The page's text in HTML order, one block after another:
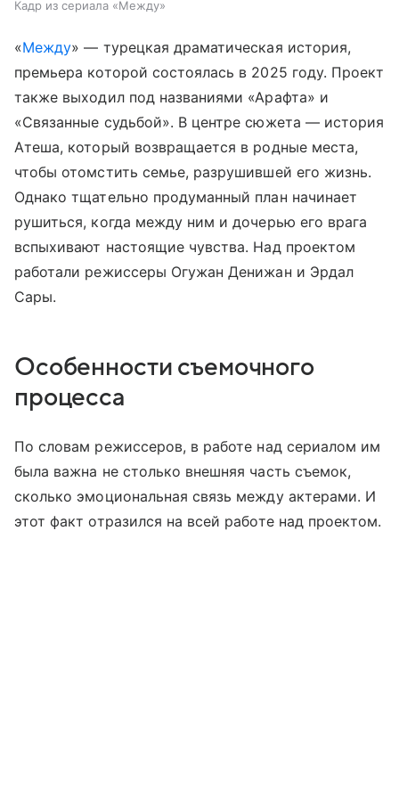
Кадр из сериала «Между»
«Между» — турецкая драматическая история,
премьера которой состоялась в 2025 году. Проект
также выходил под названиями «Арафта» и
«Связанные судьбой». В центре сюжета — история
Атеша, который возвращается в родные места,
чтобы отомстить семье, разрушившей его жизнь.
Однако тщательно продуманный план начинает
рушиться, когда между ним и дочерью его врага
вспыхивают настоящие чувства. Над проектом
работали режиссеры Огужан Денижан и Эрдал
Сары.
Особенности съемочного
процесса
По словам режиссеров, в работе над сериалом им
была важна не столько внешняя часть съемок,
сколько эмоциональная связь между актерами. И
этот факт отразился на всей работе над проектом.